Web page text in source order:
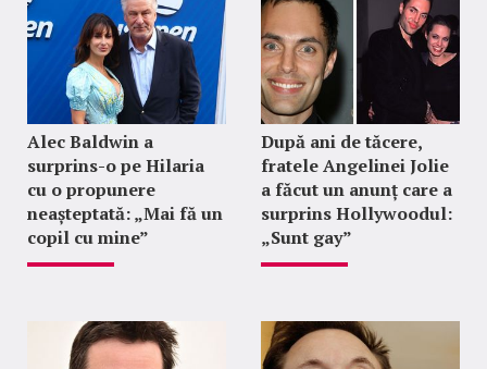
Alec Baldwin a
surprins-o pe Hilaria
cu o propunere
neașteptată: „Mai fă un
copil cu mine”
După ani de tăcere,
fratele Angelinei Jolie
a făcut un anunț care a
surprins Hollywoodul:
„Sunt gay”